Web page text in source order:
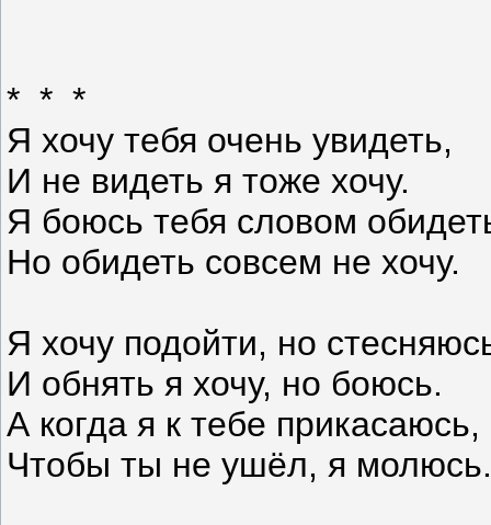
* * *
Я хочу тебя очень увидеть,
И не видеть я тоже хочу.
Я боюсь тебя словом
Но обидеть совсем не хочу.
Я хочу подойти, но
И обнять я хочу, но боюсь.
А когда я к тебе прикасаюсь,
Чтобы ты не ушёл, я молюсь.